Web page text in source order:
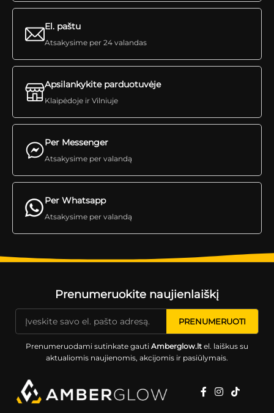
Per Messenger
Atsakysime per valandą
El. paštu
Atsakysime per 24 valandas
Apsilankykite parduotuvėje
Klaipėdoje ir Vilniuje
Per Whatsapp
Atsakysime per valandą
Prenumeruokite naujienlaiškį
Prenumeruodami sutinkate gauti Amberglow.ltel. laiškus su
aktualiomis naujienomis, akcijomis ir pasiūlymais.